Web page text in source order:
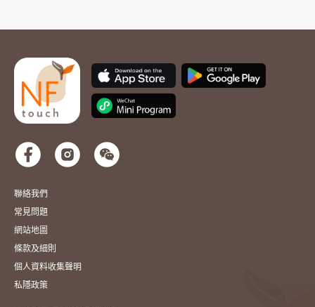
聯絡我們
常見問題
網站地圖
條款及細則
個人資料收集聲明
私隱政策